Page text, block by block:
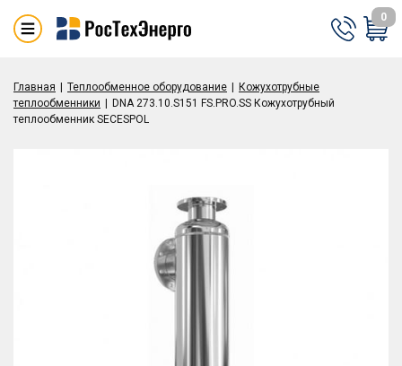
0
Главная Теплообменное оборудование
Кожухотрубные
теплообменники
DNA 273.10.S151 FS.PRO.SS Кожухотрубный
теплообменник SECESPOL